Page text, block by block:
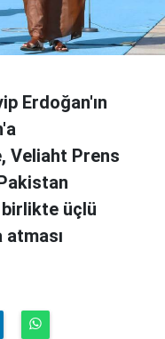
Erdoğan'ın
Veliaht Prens
birlikte üçlü
atması